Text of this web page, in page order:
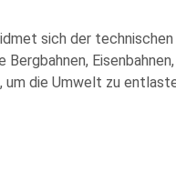
sich der
die Umwelt zu